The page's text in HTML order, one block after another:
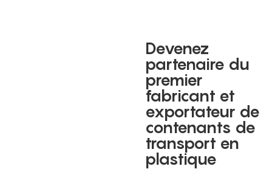
Devenez
partenaire du
premier
fabricant et
exportateur de
contenants de
transport en
plastique